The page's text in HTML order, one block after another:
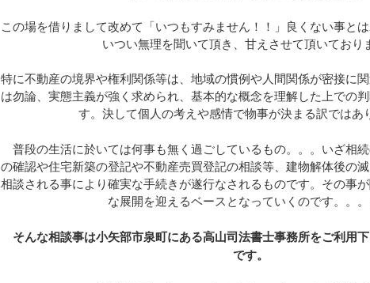
この場を借りまして改めて「いつもすみません！！」良くない事と
いつい無理を聞いて頂き、甘えさせて頂いており
特に不動産の境界や権利関係等は、地域の慣例や人間関係が密接に
は勿論、実態主義が強く求められ、基本的な概念を理解した上での
す。決して個人の考えや感情で物事が決まる訳ではあ
普段の生活に於いては何事も無く過ごしているもの。。。いざ相
の確認や住宅新築の登記や不動産売買登記の相談等、建物解体後の
相談される事により確実な手続きが遂行なされるものです。その事
な展開を迎えるベースとなっていくのです。。
そんな相談事は小矢部市泉町にある高山司法書士事務所をご利用
です。